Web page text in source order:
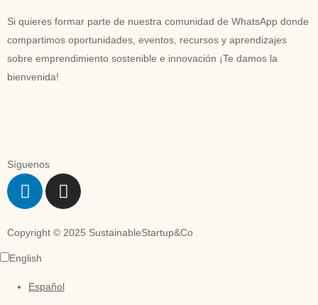
Si quieres formar parte de nuestra comunidad de WhatsApp donde
compartimos oportunidades, eventos, recursos y aprendizajes
sobre emprendimiento sostenible e innovación ¡Te damos la
bienvenida!
Copyright © 2025 SustainableStartup&Co
Síguenos
English
Español